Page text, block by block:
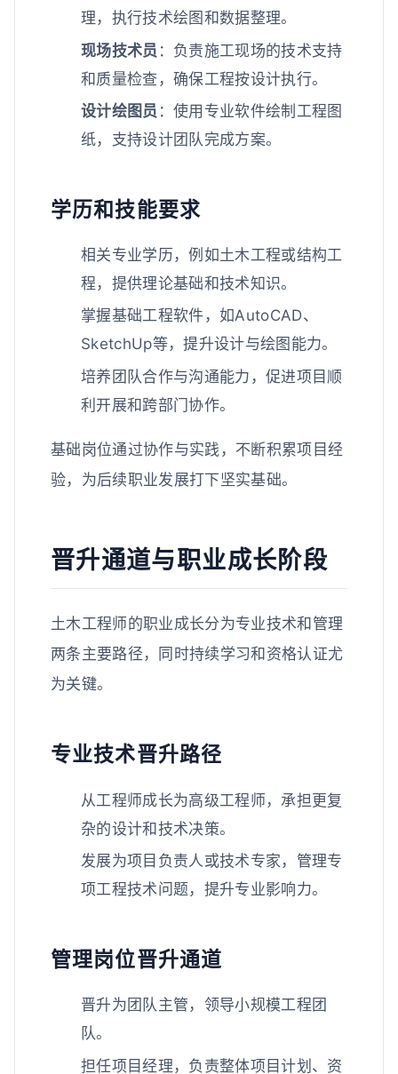
理，执行技术绘图和数据整理。
现场技术员 ：负责施工现场的技术支持
和质量检查，确保工程按设计执行。
设计绘图员 ：使用专业软件绘制工程图
纸，支持设计团队完成方案。
学历和技能要求
相关专业学历，例如土木工程或结构工
程，提供理论基础和技术知识。
掌握基础工程软件，如AutoCAD、
SketchUp等，提升设计与绘图能力。
培养团队合作与沟通能力，促进项目顺
利开展和跨部门协作。
基础岗位通过协作与实践，不断积累项目经
验，为后续职业发展打下坚实基础。
晋升通道与职业成长阶段
土木工程师的职业成长分为专业技术和管理
两条主要路径，同时持续学习和资格认证尤
为关键。
专业技术晋升路径
从工程师成长为高级工程师，承担更复
杂的设计和技术决策。
发展为项目负责人或技术专家，管理专
项工程技术问题，提升专业影响力。
管理岗位晋升通道
晋升为团队主管，领导小规模工程团
队。
担任项目经理，负责整体项目计划、资